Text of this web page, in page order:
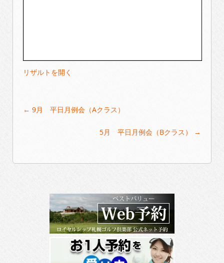
リザルトを開く
Post
navigation
← 9月 平日月例会（Aクラス）
5月 平日月例会（Bクラス） →